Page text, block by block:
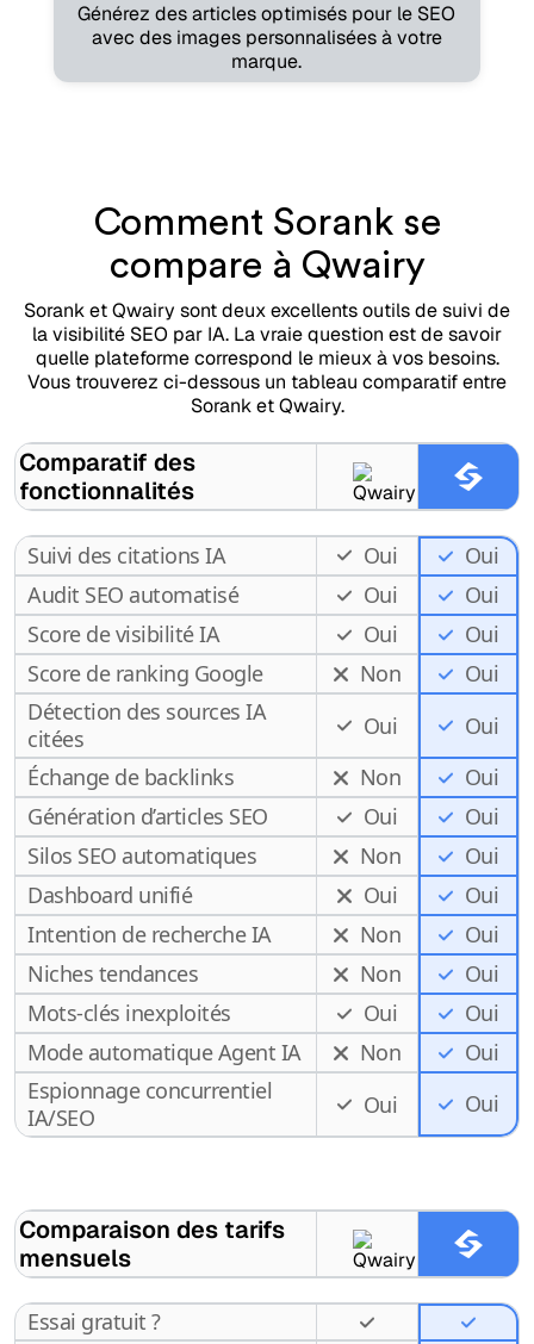
Générez des articles optimisés pour le SEO
avec des images personnalisées à votre
marque.
Comment Sorank se
compare à Qwairy
Sorank et Qwairy sont deux excellents outils de suivi de
la visibilité SEO par IA. La vraie question est de savoir
quelle plateforme correspond le mieux à vos besoins.
Vous trouverez ci-dessous un tableau comparatif entre
Sorank et Qwairy.
Comparatif des
fonctionnalités
Suivi des citations IA Oui
Oui
Audit SEO automatisé
Oui
Oui
Score de visibilité IA
Oui
Oui
Score de ranking Google
Non
Oui
Détection des sources IA
citées
Oui
Oui
Échange de backlinks
Non
Oui
Génération d’articles SEO
Oui
Oui
Silos SEO automatiques
Non
Oui
Dashboard unifié
Oui
Oui
Intention de recherche IA
Non
Oui
Niches tendances
Non
Oui
Mots-clés inexploités
Oui
Oui
Mode automatique Agent IA
Non
Oui
Espionnage concurrentiel
IA/SEO
Oui Oui
Comparaison des tarifs
mensuels
Essai gratuit ?